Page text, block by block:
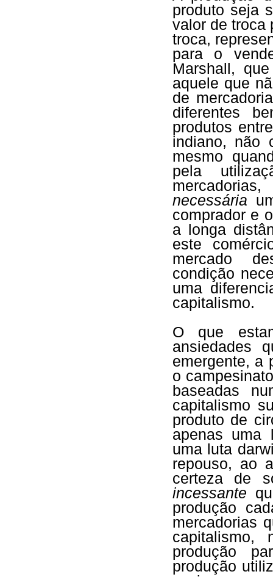
produto seja
valor de troca
troca,
para o
Marshall,
aquele que
de
diferentes
produtos
indiano, não
mesmo
pela
necessária
comprador e
a longa
este
mercado
condição
uma
capitalismo.
O que
ansiedades
emergente, a
o
baseadas
capitalismo
produto de
apenas uma
uma luta
repouso, ao
certeza de
incessante
produção
mercadorias
capitalismo,
produção
produção